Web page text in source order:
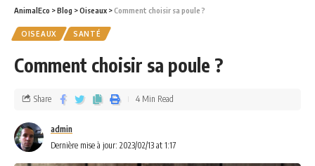
AnimalEco >Blog >Oiseaux >Comment choisir sa poule ?
OISEAUX SANTÉ
Comment choisir sa poule ?
admin
Dernière mise à jour: 2023/02/13 at 1:17
Share 4 Min Read